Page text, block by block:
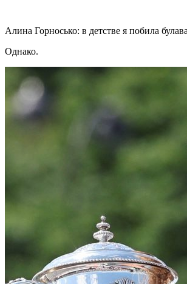
Алина Горносько: в детстве я побила
Однако.